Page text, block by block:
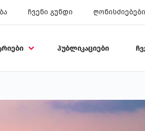
ჩვენი გუნდი ღონისძიებები
პუბლიკაციები